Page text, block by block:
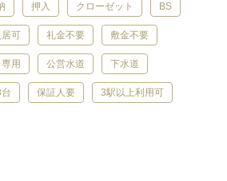
押入 クローゼット BS
可 礼金不要 敷金不要
専用 公営水道 下水道
保証人要 3駅以上利用可